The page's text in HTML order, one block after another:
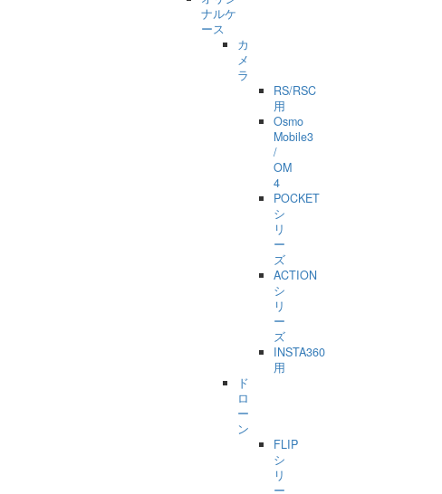
ナルケ
ース
カ
メ
ラ
RS/RSC
用
Osmo
Mobile3
/
OM
4
POCKET
シ
リ
ー
ズ
ACTION
シ
リ
ー
ズ
INSTA360
用
ド
ロ
ー
ン
FLIP
シ
リ
ー